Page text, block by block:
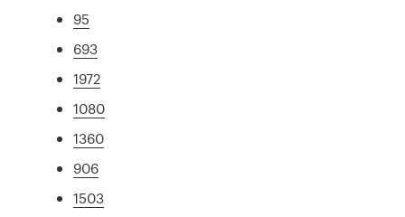
95
693
1972
1080
1360
906
1503